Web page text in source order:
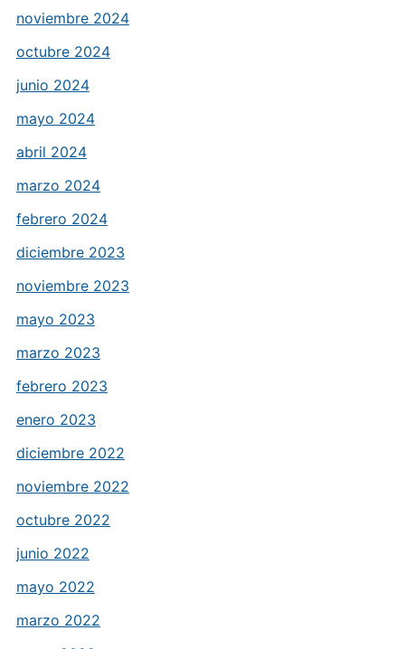
noviembre 2024
octubre 2024
junio 2024
mayo 2024
abril 2024
marzo 2024
febrero 2024
diciembre 2023
noviembre 2023
mayo 2023
marzo 2023
febrero 2023
enero 2023
diciembre 2022
noviembre 2022
octubre 2022
junio 2022
mayo 2022
marzo 2022